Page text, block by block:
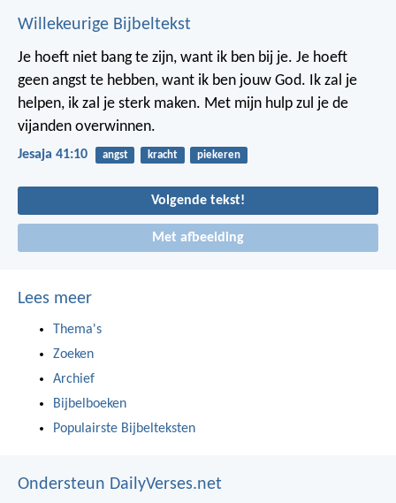
Willekeurige Bijbeltekst
Je hoeft niet bang te zijn, want ik ben bij je. Je hoeft
geen angst te hebben, want ik ben jouw God. Ik zal je
helpen, ik zal je sterk maken. Met mijn hulp zul je de
vijanden overwinnen.
Jesaja 41:10 angst kracht piekeren
Volgende tekst!
Met afbeelding
Lees meer
Thema's
Zoeken
Archief
Bijbelboeken
Populairste Bijbelteksten
Ondersteun DailyVerses.net